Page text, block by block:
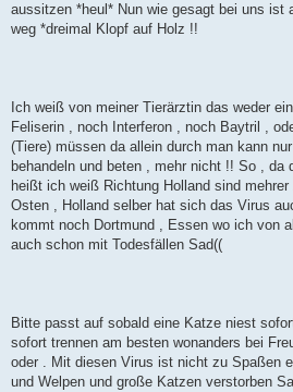
aussitzen *heul* Nun wie gesagt bei uns ist
weg *dreimal Klopf auf Holz !!
Ich weiß von meiner Tierärztin das weder
Feliserin , noch Interferon , noch Baytril ,
(Tiere) müssen da allein durch man kann
behandeln und beten , mehr nicht !! So , da
heißt ich weiß Richtung Holland sind
Osten , Holland selber hat sich das Virus
kommt noch Dortmund , Essen wo ich von
auch schon mit Todesfällen Sad((
Bitte passt auf sobald eine Katze niest
sofort trennen am besten wonanders bei
oder . Mit diesen Virus ist nicht zu Spaßen
und Welpen und große Katzen verstorben